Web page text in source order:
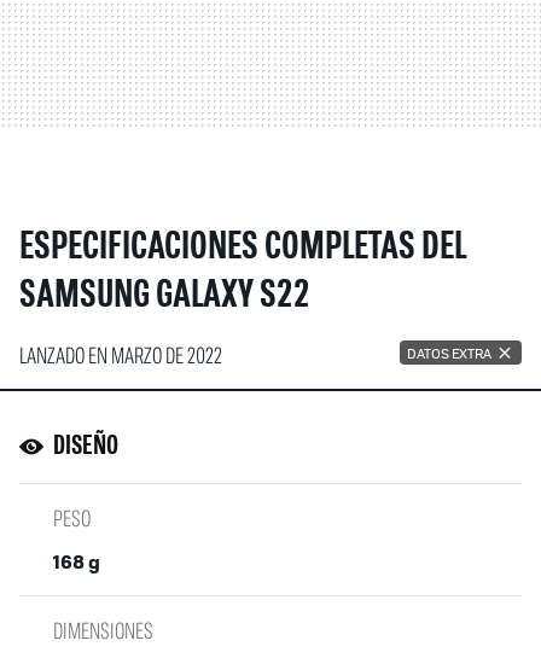
ESPECIFICACIONES COMPLETAS DEL
SAMSUNG GALAXY S22
LANZADO EN MARZO DE 2022 DATOS EXTRA
DISEÑO
PESO
168 g
DIMENSIONES